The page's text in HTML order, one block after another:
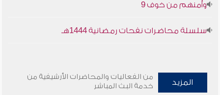
وأمنهم من خوف 9
سلسلة محاضرات نفحات رمضانية 1444هـ
المزيد
من الفعاليات والمحاضرات الأرشيفية من
خدمة البث المباشر